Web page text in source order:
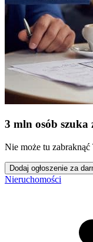
3 mln osób szuka
Nie może tu
Dodaj ogłoszenie za
Nieruchomości